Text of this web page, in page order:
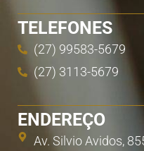
TELEFONES
(27) 99583-5679
(27) 3113-5679
ENDEREÇO
Av. Silvio Avidos,